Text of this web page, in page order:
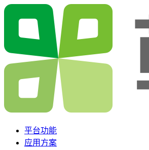
平台功能
应用方案